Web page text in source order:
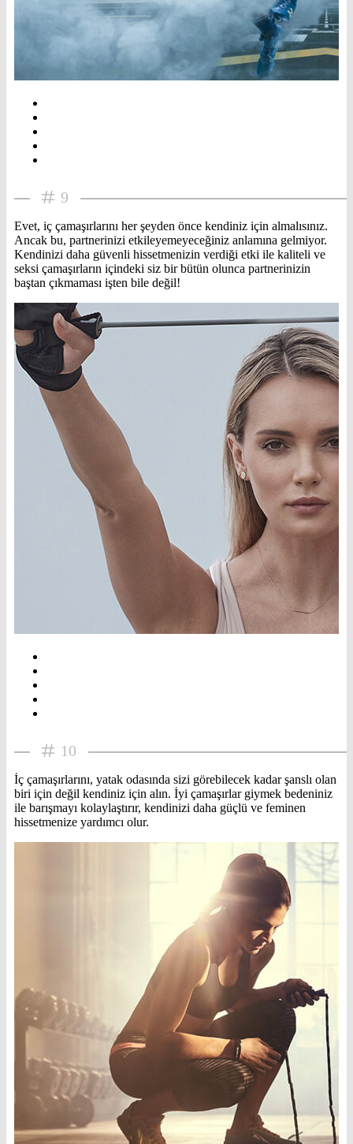
9
Evet, iç çamaşırlarını her şeyden önce kendiniz için almalısınız.
Ancak bu, partnerinizi etkileyemeyeceğiniz anlamına gelmiyor.
Kendinizi daha güvenli hissetmenizin verdiği etki ile kaliteli ve
seksi çamaşırların içindeki siz bir bütün olunca partnerinizin
baştan çıkmaması işten bile değil!
10
İç çamaşırlarını, yatak odasında sizi görebilecek kadar şanslı olan
biri için değil kendiniz için alın. İyi çamaşırlar giymek bedeniniz
ile barışmayı kolaylaştırır, kendinizi daha güçlü ve feminen
hissetmenize yardımcı olur.